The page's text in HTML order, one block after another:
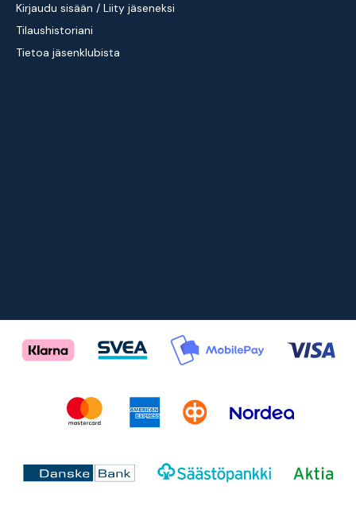
Kirjaudu sisään / Liity jäseneksi
Tilaushistoriani
Tietoa jäsenklubista